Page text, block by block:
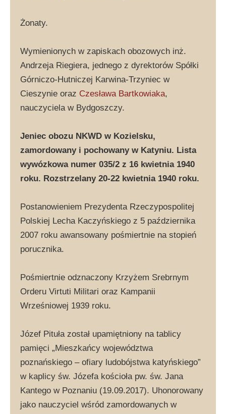
Żonaty.
Wymienionych w zapiskach obozowych inż.
Andrzeja Riegiera, jednego z dyrektorów Spółki
Górniczo-Hutniczej Karwina-Trzyniec w
Cieszynie oraz Czesława Bartkowiaka,
nauczyciela w Bydgoszczy.
Jeniec obozu NKWD w Kozielsku,
zamordowany i pochowany w Katyniu. Lista
wywózkowa numer 035/2 z 16 kwietnia 1940
roku. Rozstrzelany 20-22 kwietnia 1940 roku.
Postanowieniem Prezydenta Rzeczypospolitej
Polskiej Lecha Kaczyńskiego z 5 października
2007 roku awansowany pośmiertnie na stopień
porucznika.
Pośmiertnie odznaczony Krzyżem Srebrnym
Orderu Virtuti Militari oraz Kampanii
Wrześniowej 1939 roku.
Józef Pituła został upamiętniony na tablicy
pamięci „Mieszkańcy województwa
poznańskiego – ofiary ludobójstwa katyńskiego”
w kaplicy św. Józefa kościoła pw. św. Jana
Kantego w Poznaniu (19.09.2017). Uhonorowany
jako nauczyciel wśród zamordowanych w